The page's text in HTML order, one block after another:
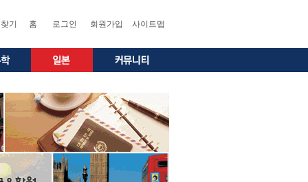
기 홈 로그인 회원가입 사이트맵